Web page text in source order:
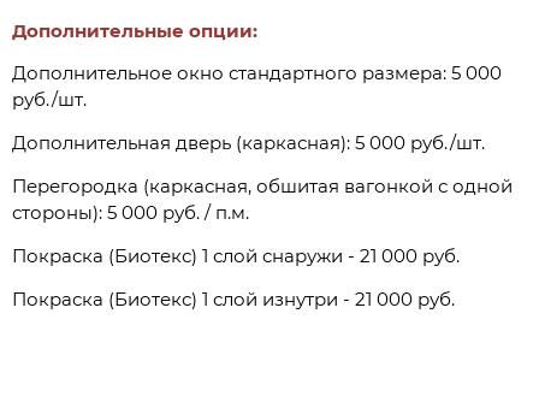
Дополнительные опции:
Дополнительное окно стандартного размера: 5 000
руб./шт.
Дополнительная дверь (каркасная): 5 000 руб./шт.
Перегородка (каркасная, обшитая вагонкой с одной
стороны): 5 000 руб. / п.м.
Покраска (Биотекс) 1 слой снаружи - 21 000 руб.
Покраска (Биотекс) 1 слой изнутри - 21 000 руб.